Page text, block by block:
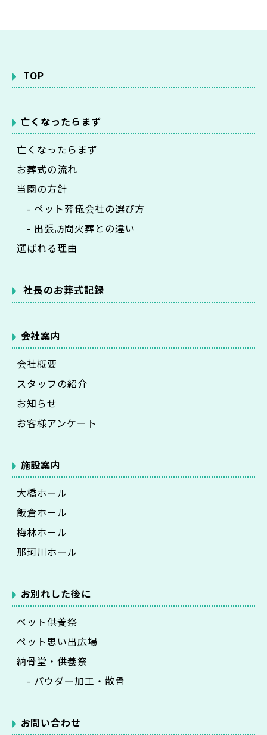
TOP
亡くなったらまず
亡くなったらまず
お葬式の流れ
当園の方針
- ペット葬儀会社の選び方
- 出張訪問火葬との違い
選ばれる理由
社長のお葬式記録
会社案内
会社概要
スタッフの紹介
お知らせ
お客様アンケート
施設案内
大橋ホール
飯倉ホール
梅林ホール
那珂川ホール
お別れした後に
ペット供養祭
ペット思い出広場
納骨堂・供養祭
- パウダー加工・散骨
お問い合わせ